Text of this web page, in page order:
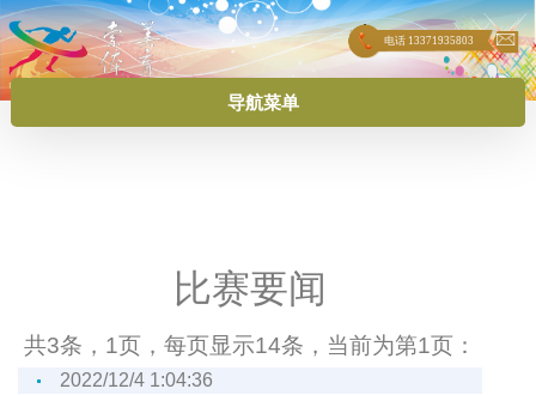
电话 13371935803
导航菜单
比赛要闻
共3条，1页，每页显示14条，当前为第1页：
2022/12/4 1:04:36